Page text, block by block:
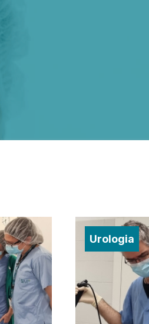
Urologia